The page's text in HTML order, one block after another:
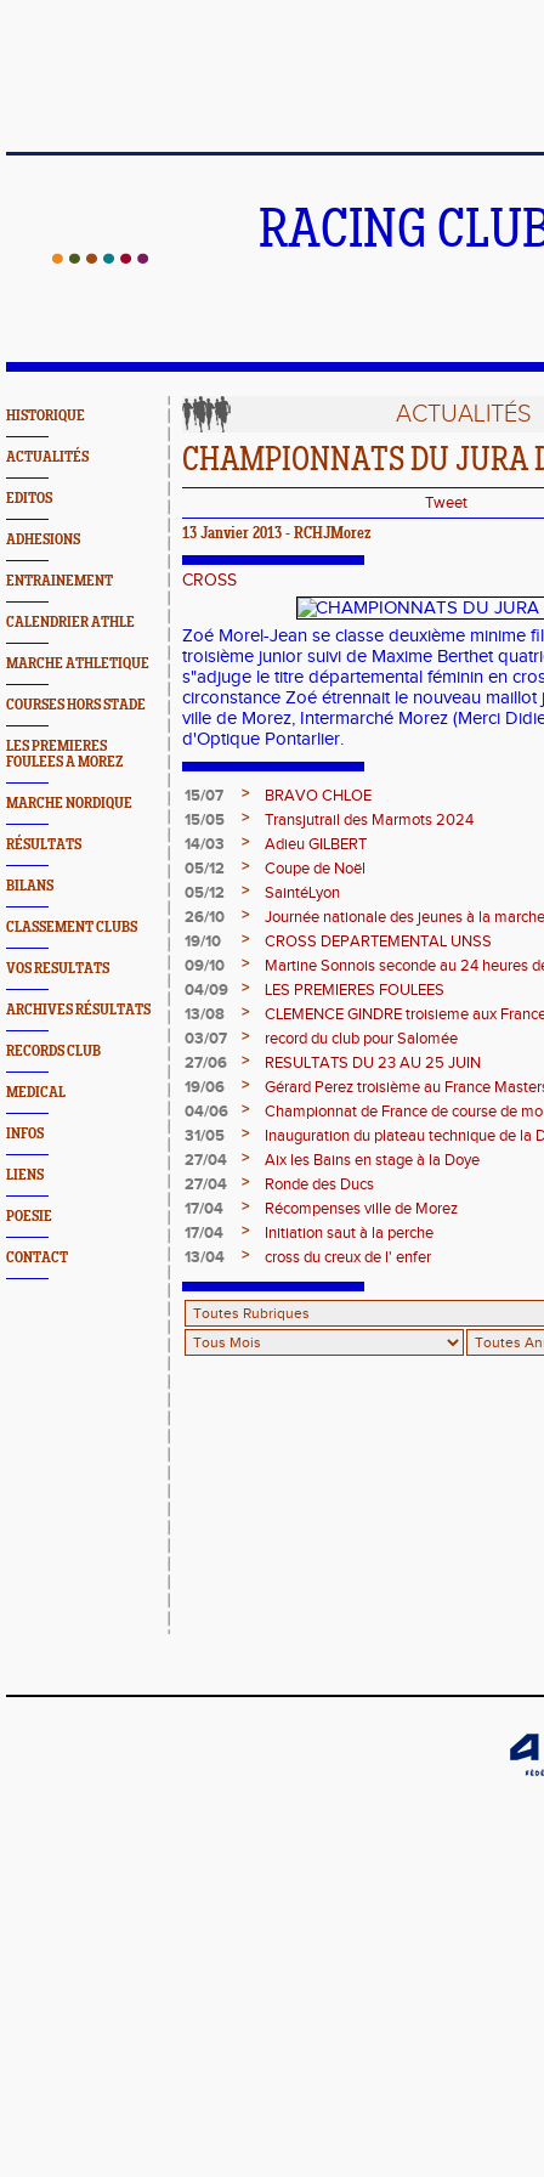
RACING
HISTORIQUE
ACTUALITÉS
EDITOS
ADHESIONS
ENTRAINEMENT
CALENDRIER ATHLE
MARCHE ATHLETIQUE
COURSES HORS STADE
LES PREMIERES
FOULEES A MOREZ
MARCHE NORDIQUE
RÉSULTATS
BILANS
CLASSEMENT CLUBS
VOS RESULTATS
ARCHIVES RÉSULTATS
RECORDS CLUB
MEDICAL
INFOS
LIENS
POESIE
CONTACT
ACTUALITÉS
CHAMPIONNATS DU JURA
Tweet
13 Janvier 2013 - RCHJMorez
CROSS
Zoé Morel-Jean se classe deuxième minime
troisième junior suivi de Maxime Berthet
s"adjuge le titre départemental féminin en
circonstance Zoé étrennait le nouveau
ville de Morez, Intermarché Morez (Merci
d'Optique Pontarlier.
15/07 >
BRAVO CHLOE
15/05
>
Transjutrail des Marmots 2024
14/03
>
Adieu GILBERT
05/12
>
Coupe de Noël
05/12
>
SaintéLyon
26/10
>
Journée nationale des jeunes à la marche
19/10
>
CROSS DEPARTEMENTAL UNSS
09/10
>
Martine Sonnois seconde au 24 heures
04/09
>
LES PREMIERES FOULEES
13/08
>
CLEMENCE GINDRE troisieme aux
03/07
>
record du club pour Salomée
27/06
>
RESULTATS DU 23 AU 25 JUIN
19/06
>
Gérard Perez troisième au France
04/06
>
Championnat de France de course de
31/05
>
Inauguration du plateau technique de la
27/04
>
Aix les Bains en stage à la Doye
27/04
>
Ronde des Ducs
17/04
>
Récompenses ville de Morez
17/04
>
Initiation saut à la perche
13/04
> cross du creux de l' enfer